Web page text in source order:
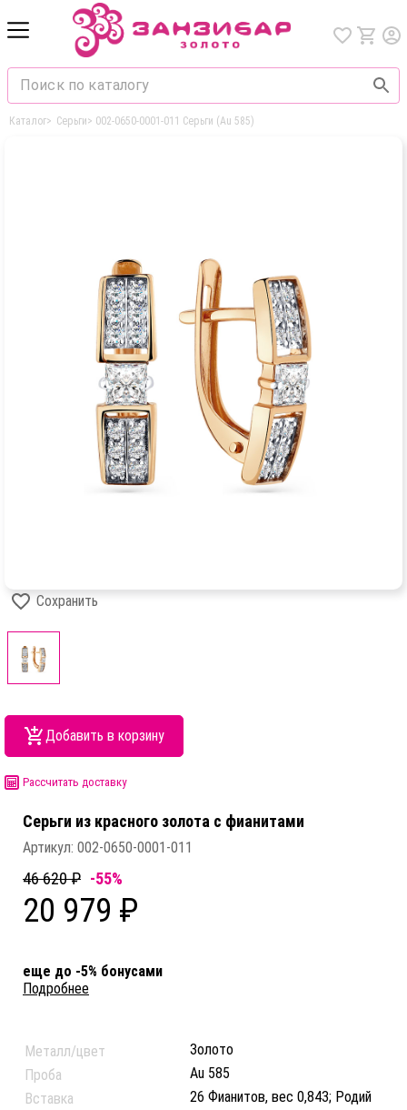
Каталог> Серьги> 002-0650-0001-011 Серьги (Au 585)
Сохранить
Добавить в корзину
Рассчитать доставку
Серьги из красного золота c фианитами
Артикул: 002-0650-0001-011
46 620 ₽ -55%
20 979 ₽
еще до -5% бонусами
Подробнее
Металл/цвет
Золото
Проба
Au 585
Вставка
26 Фианитов, вес 0,843; Родий